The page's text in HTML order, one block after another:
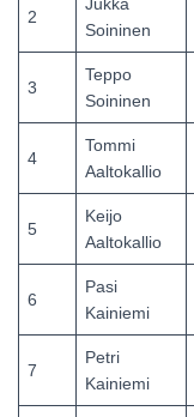
2
Soininen
3
Teppo
Soininen
4
Tommi
Aaltokallio
5
Keijo
Aaltokallio
6
Pasi
Kainiemi
7
Petri
Kainiemi